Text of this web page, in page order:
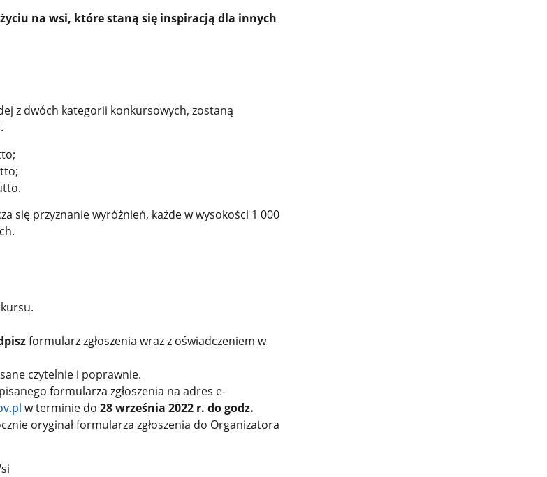
na wsi, które staną się inspiracją dla innych
z dwóch kategorii konkursowych, zostaną
się przyznanie wyróżnień, każde w wysokości 1 000
formularz zgłoszenia wraz z oświadczeniem w
czytelnie i poprawnie.
formularza zgłoszenia na adres e-
w terminie do 28 września 2022 r. do godz.
oryginał formularza zgłoszenia do Organizatora